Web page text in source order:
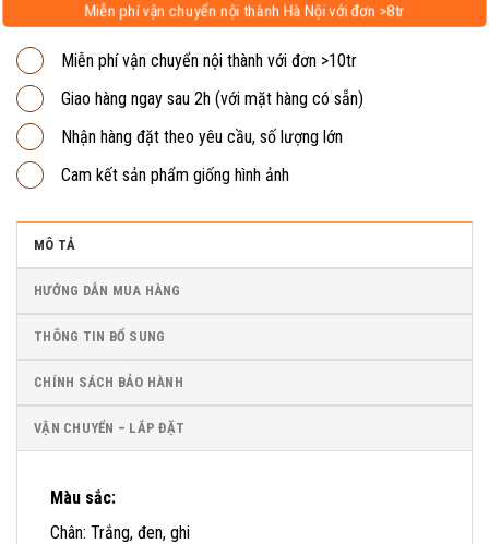
Miễn phí vận chuyển nội thành Hà Nội với đơn >8tr
Miễn phí vận chuyển nội thành với đơn >10tr
Giao hàng ngay sau 2h (với mặt hàng có sẵn)
Nhận hàng đặt theo yêu cầu, số lượng lớn
Cam kết sản phẩm giống hình ảnh
MÔ TẢ
HƯỚNG DẪN MUA HÀNG
THÔNG TIN BỔ SUNG
CHÍNH SÁCH BẢO HÀNH
VẬN CHUYỂN – LẮP ĐẶT
Màu sắc:
Chân: Trắng, đen, ghi